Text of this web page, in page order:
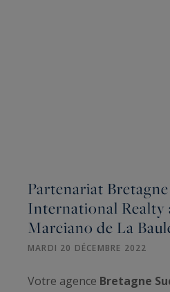
Partenariat
International Realty
Marciano de La
MARDI 20 DÉCEMBRE 2022
Votre agence Bretagne